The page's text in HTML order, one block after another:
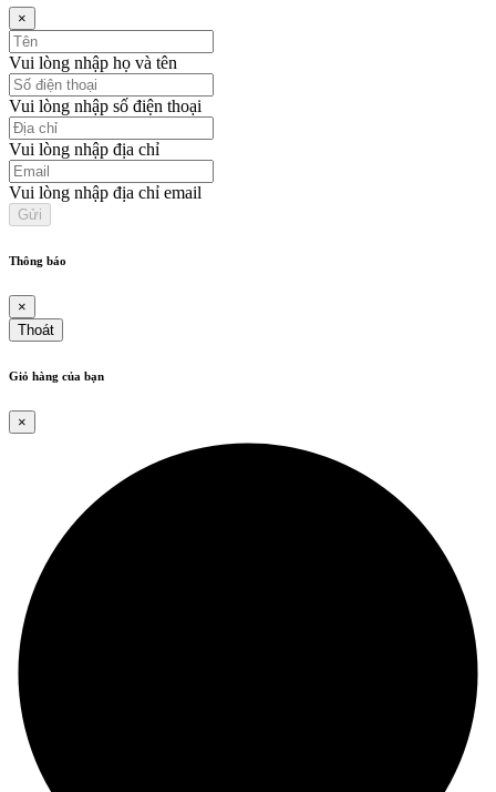
×
Vui lòng nhập họ và tên
Vui lòng nhập số điện thoại
Vui lòng nhập địa chỉ
Vui lòng nhập địa chỉ email
Thông báo
×
Thoát
Giỏ hàng của bạn
×